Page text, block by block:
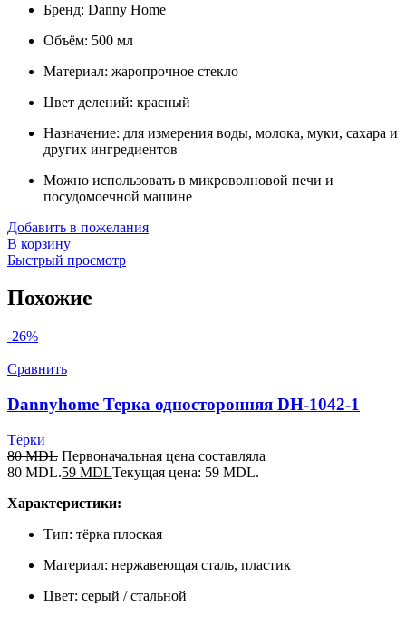
Бренд: Danny Home
Объём: 500 мл
Материал: жаропрочное стекло
Цвет делений: красный
Назначение: для измерения воды, молока, муки, сахара и
других ингредиентов
Можно использовать в микроволновой печи и
посудомоечной машине
Добавить в пожелания
В корзину
Быстрый просмотр
Похожие
-26%
Сравнить
Dannyhome Терка односторонняя DH-1042-1
Тёрки
80MDL Первоначальная цена составляла
80 MDL.59 MDLТекущая цена: 59 MDL.
Характеристики:
Тип: тёрка плоская
Материал: нержавеющая сталь, пластик
Цвет: серый / стальной